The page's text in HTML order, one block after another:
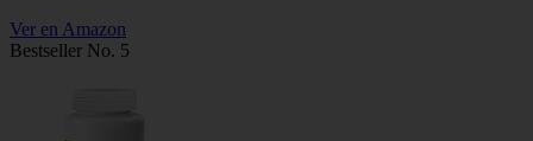
Ver en Amazon
Bestseller No. 5